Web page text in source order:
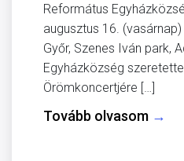
Református
augusztus 16.
Győr, Szenes Iván park,
Egyházközség
Örömkoncertjére […]
Tovább olvasom →